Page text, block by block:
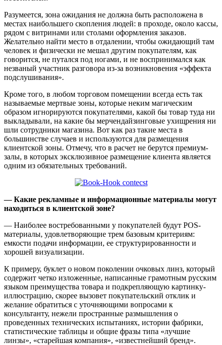
Разумеется, зона ожидания не должна быть расположена в
местах наибольшего скопления людей: в проходе, около кассы,
рядом с витринами или столами оформления заказов.
Желательно найти место в отдалении, чтобы ожидающий там
человек и физически не мешал другим покупателям, как
говорится, не путался под ногами, и не воспринимался как
незваный участник разговора из-за возникновения «эффекта
подслушивания».
Кроме того, в любом торговом помещении всегда есть так
называемые мертвые зоны, которые неким магическим
образом игнорируются покупателями, какой бы товар туда ни
выкладывали, на какие бы мерчендайзинговые ухищрения ни
шли сотрудники магазина. Вот как раз такие места в
большинстве случаев и используются для размещения
клиентской зоны. Отмечу, что в расчет не берутся премиум-
залы, в которых эксклюзивное размещение клиента является
одним из обязательных требований.
— Какие рекламные и информационные материалы могут
находиться в клиентской зоне?
— Наиболее востребованными у покупателей будут POS-
материалы, удовлетворяющие трем базовым критериям:
емкости подачи информации, ее структурированности и
хорошей визуализации.
К примеру, буклет о новом поколении очковых линз, который
содержит четко изложенные, написанные грамотным русским
языком преимущества товара и подкрепляющую картинку-
иллюстрацию, скорее вызовет покупательский отклик и
желание обратиться с уточняющими вопросами к
консультанту, нежели пространные размышления о
проведенных технических ­испытаниях, истории фабрики,
статистические таблицы и общие фразы типа «лучшие
линзы», «старейшая компания», «известнейший бренд».